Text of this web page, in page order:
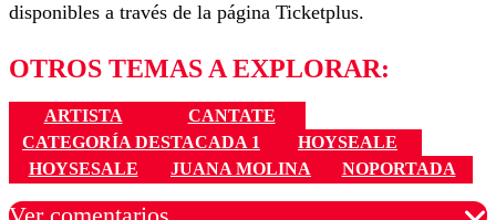
disponibles a través de la página Ticketplus.
OTROS TEMAS A EXPLORAR:
ARTISTA
CANTATE
CATEGORÍA DESTACADA 1
HOYSEALE
HOYSESALE
JUANA MOLINA NOPORTADA